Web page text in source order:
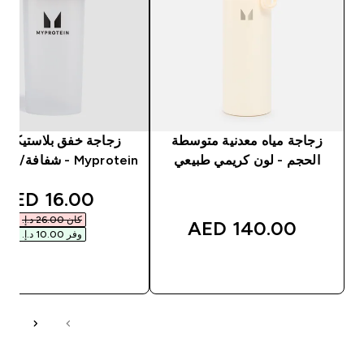
زجاجة مياه معدنية متوسطة
الحجم - لون كريمي طبيعي
140.00 AED‎
زجاجة خفق
Myprotein - شفافة/ لون أسود
price
16.00 AED‎
كان ‏26.00 د.إ.‏‎
وفر ‏10.00 د.إ.‏‎